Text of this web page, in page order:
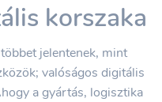
korszaka
jelentenek, mint
valóságos digitális
a gyártás, logisztika